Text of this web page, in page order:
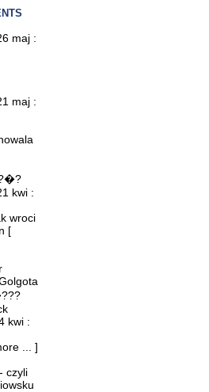
maj :
maj :
kwi :
wroci
[
kwi :
... ]
czyli